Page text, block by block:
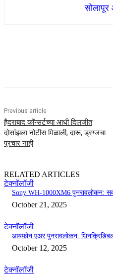
Previous article
हैदराबाद कॉन्सर्टच्या आधी दिलजीत
दोसांझला नोटीस मिळाली, दारू, ड्रग्जचा
प्रचार नाही
RELATED ARTICLES
टेक्नॉलॉजी
Sony WH-1000XM6 पुनरावलोकन:
October 21, 2025
टेक्नॉलॉजी
आयफोन एअर पुनरावलोकन:
October 12, 2025
टेक्नॉलॉजी